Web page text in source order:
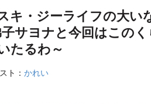
キ・ジーライフの大い
サヨナと今回はこのく
たるわ～
ト： かれい